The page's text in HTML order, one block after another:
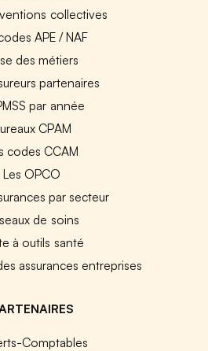
collectives
APE / NAF
des métiers
partenaires
par année
CPAM
codes CCAM
Les OPCO
par secteur
de soins
à outils santé
assurances entreprises
Comptables